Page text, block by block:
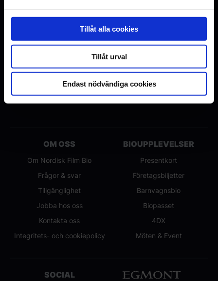
Tillåt alla cookies
Tillåt urval
Endast nödvändiga cookies
För med information om karriärsmöjligheter på
alla våra verksamhetsområden,
nordiskfilm.com/careers-nordisk-
film (öppnas i ett nytt fönster).
OM OSS
Om Nordisk Film Bio
Frågor & svar
Tillgänglighet
Jobba hos oss
Kontakta oss
Integritets- och cookiepolicy
BIOUPPLEVELSER
Presentkort
Företagsbiljetter
Barnvagnsbio
Biopasset
4DX
Möten & Event
SOCIAL